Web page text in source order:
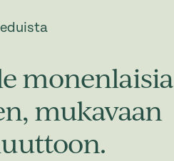
monenlaisia
mukavaan